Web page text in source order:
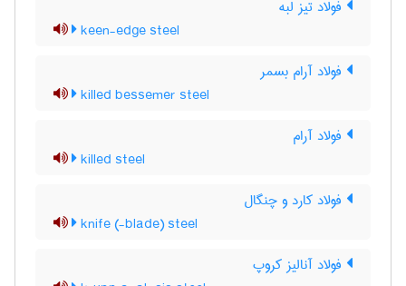
فولاد تیز لبه
keen-edge steel
فولاد آرام بسمر
killed bessemer steel
فولاد آرام
killed steel
فولاد کارد و چنگال
knife (-blade) steel
فولاد آنالیز کروپ